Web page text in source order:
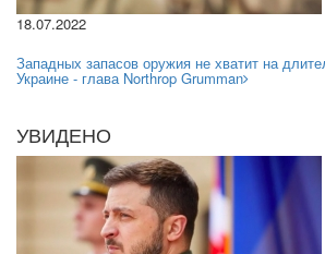
18.07.2022
Западных запасов оружия не хватит на
Украине - глава Northrop Grumman
УВИДЕНО